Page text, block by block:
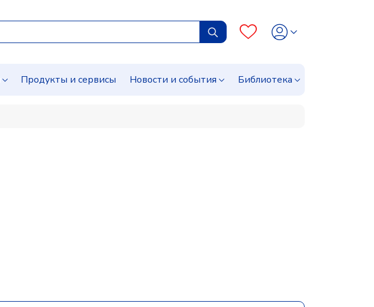
Продукты и сервисы Новости и события Библиотека